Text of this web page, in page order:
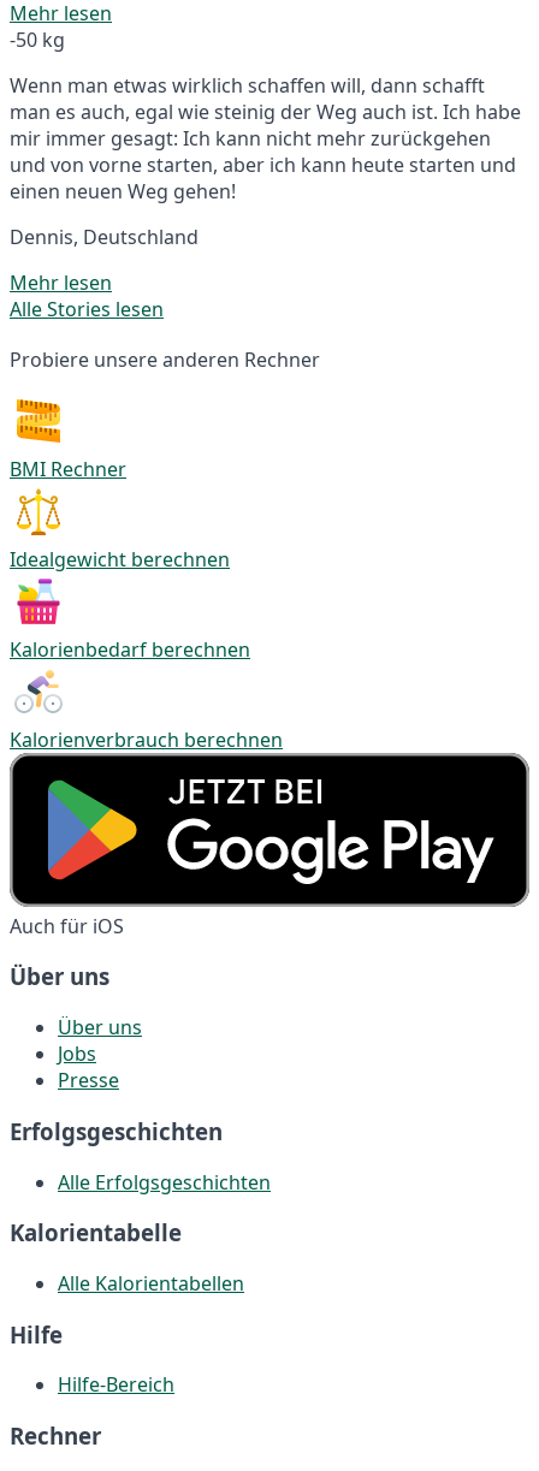
Mehr lesen
-50 kg
Wenn man etwas wirklich schaffen will, dann schafft
man es auch, egal wie steinig der Weg auch ist. Ich habe
mir immer gesagt: Ich kann nicht mehr zurückgehen
und von vorne starten, aber ich kann heute starten und
einen neuen Weg gehen!
Dennis, Deutschland
Mehr lesen
Alle Stories lesen
Probiere unsere anderen Rechner
BMI Rechner
Idealgewicht berechnen
Kalorienbedarf berechnen
Kalorienverbrauch berechnen
Auch für iOS
Über uns
Über uns
Jobs
Presse
Erfolgsgeschichten
Alle Erfolgsgeschichten
Kalorientabelle
Alle Kalorientabellen
Hilfe
Hilfe-Bereich
Rechner